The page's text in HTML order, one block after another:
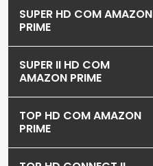
SUPER HD COM AMAZON
PRIME
SUPER II HD COM
AMAZON PRIME
TOP HD COM AMAZON
PRIME